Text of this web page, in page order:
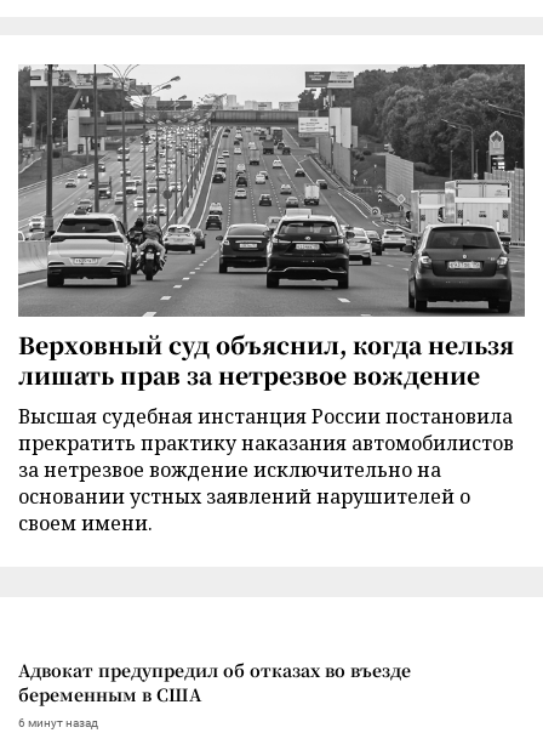
Верховный суд объяснил, когда нельзя
лишать прав за нетрезвое вождение
Высшая судебная инстанция России постановила
прекратить практику наказания автомобилистов
за нетрезвое вождение исключительно на
основании устных заявлений нарушителей о
своем имени.
Адвокат предупредил об отказах во въезде
беременным в США
6 минут назад